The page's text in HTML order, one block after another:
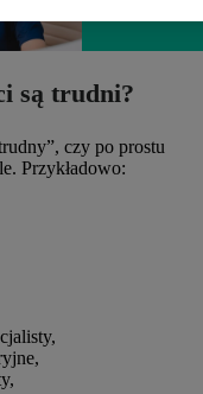
są trudni?
czy po prostu
Przykładowo: